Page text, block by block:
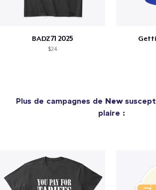
BADZ71 2025
$24
Plus de campagnes de New
plaire :